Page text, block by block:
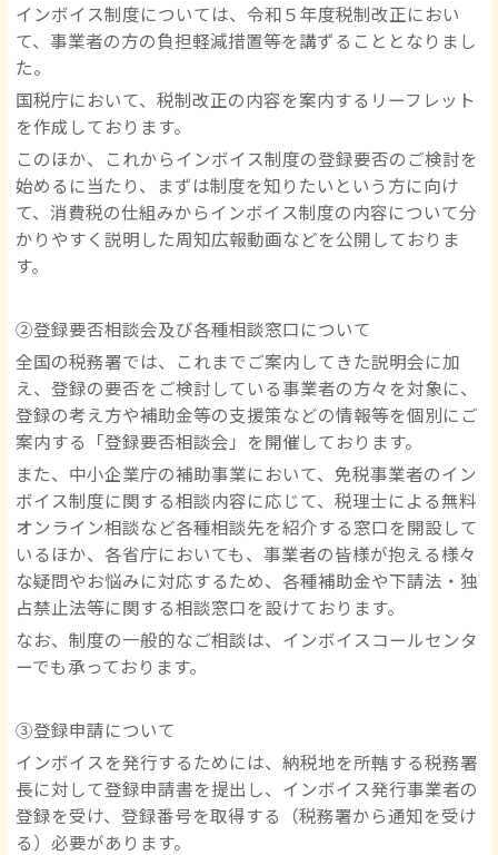
インボイス制度については、令和５年度税制改正におい
て、事業者の方の負担軽減措置等を講ずることとなりまし
た。
国税庁において、税制改正の内容を案内するリーフレット
を作成しております。
このほか、これからインボイス制度の登録要否のご検討を
始めるに当たり、まずは制度を知りたいという方に向け
て、消費税の仕組みからインボイス制度の内容について分
かりやすく説明した周知広報動画などを公開しておりま
す。
②登録要否相談会及び各種相談窓口について
全国の税務署では、これまでご案内してきた説明会に加
え、登録の要否をご検討している事業者の方々を対象に、
登録の考え方や補助金等の支援策などの情報等を個別にご
案内する「登録要否相談会」を開催しております。
また、中小企業庁の補助事業において、免税事業者のイン
ボイス制度に関する相談内容に応じて、税理士による無料
オンライン相談など各種相談先を紹介する窓口を開設して
いるほか、各省庁においても、事業者の皆様が抱える様々
な疑問やお悩みに対応するため、各種補助金や下請法・独
占禁止法等に関する相談窓口を設けております。
なお、制度の一般的なご相談は、インボイスコールセンタ
ーでも承っております。
③登録申請について
インボイスを発行するためには、納税地を所轄する税務署
長に対して登録申請書を提出し、インボイス発行事業者の
登録を受け、登録番号を取得する（税務署から通知を受け
る）必要があります。